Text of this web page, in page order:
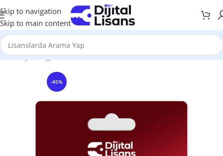
Skip to navigation
Skip to main content
Anasayfa Diğer Ürünler Adobe Acrobat Pro Dc
-45%